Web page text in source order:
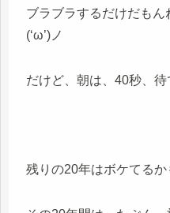
ブラブラするだけだも
(‘ω’)ノ
だけど、朝は、40秒、待
残りの20年はボケてるか